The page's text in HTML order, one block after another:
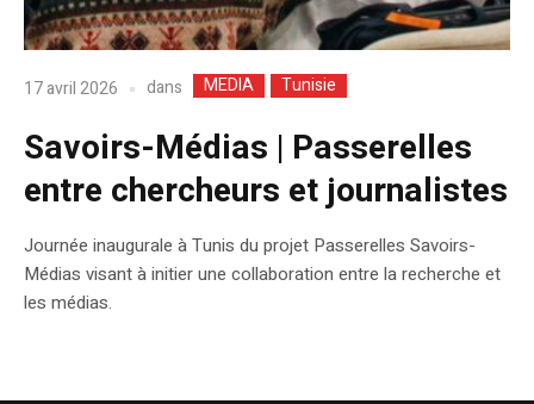
17 avril 2026 dans MEDIA Tunisie
Savoirs-Médias | Passerelles
entre chercheurs et journalistes
Journée inaugurale à Tunis du projet Passerelles Savoirs-
Médias visant à initier une collaboration entre la recherche et
les médias.